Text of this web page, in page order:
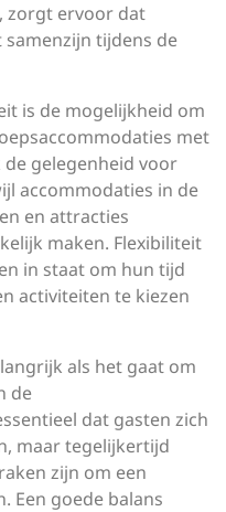
zorgt ervoor dat
tijdens de
is de mogelijkheid om
met
gelegenheid voor
accommodaties in de
en attracties
maken. Flexibiliteit
in staat om hun tijd
activiteiten te kiezen
als het gaat om
de
dat gasten zich
maar tegelijkertijd
zijn om een
Een goede balans